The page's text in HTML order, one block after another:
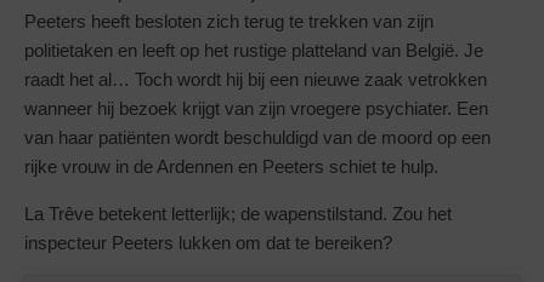
Peeters heeft besloten zich terug te trekken van zijn
politietaken en leeft op het rustige platteland van België. Je
raadt het al… Toch wordt hij bij een nieuwe zaak vetrokken
wanneer hij bezoek krijgt van zijn vroegere psychiater. Een
van haar patiënten wordt beschuldigd van de moord op een
rijke vrouw in de Ardennen en Peeters schiet te hulp.
La Trêve betekent letterlijk; de wapenstilstand. Zou het
inspecteur Peeters lukken om dat te bereiken?